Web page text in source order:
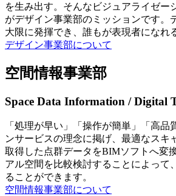
を生み出す。そんなビジュアライゼー
がデザイン事業部のミッションです。
大限に発揮でき、誰もが表現者になれ
デザイン事業部について
空間情報事業部
Space Data Information / Digital
「処理が早い」「操作が簡単」「高品
ンサービスの理念に掲げ、最適なスキ
取得した点群データをBIMソフトへ変
アル空間を比較検討することによって
ることができます。
空間情報事業部について